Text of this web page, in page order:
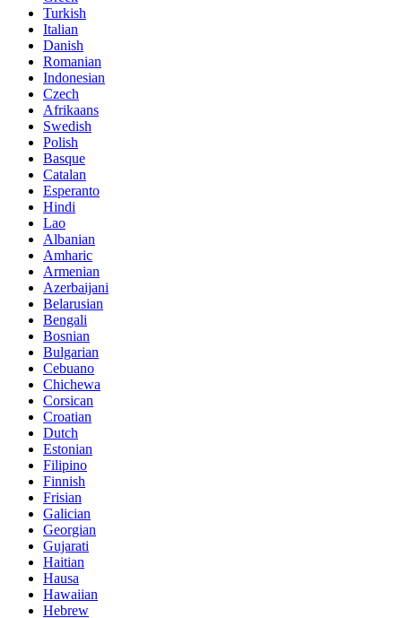
Turkish
Italian
Danish
Romanian
Indonesian
Czech
Afrikaans
Swedish
Polish
Basque
Catalan
Esperanto
Hindi
Lao
Albanian
Amharic
Armenian
Azerbaijani
Belarusian
Bengali
Bosnian
Bulgarian
Cebuano
Chichewa
Corsican
Croatian
Dutch
Estonian
Filipino
Finnish
Frisian
Galician
Georgian
Gujarati
Haitian
Hausa
Hawaiian
Hebrew